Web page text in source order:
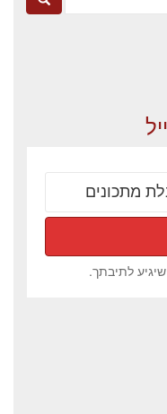
לתיבתך.